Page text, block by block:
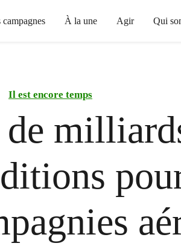
campagnes À la une Agir Qui
Il est encore temps
de